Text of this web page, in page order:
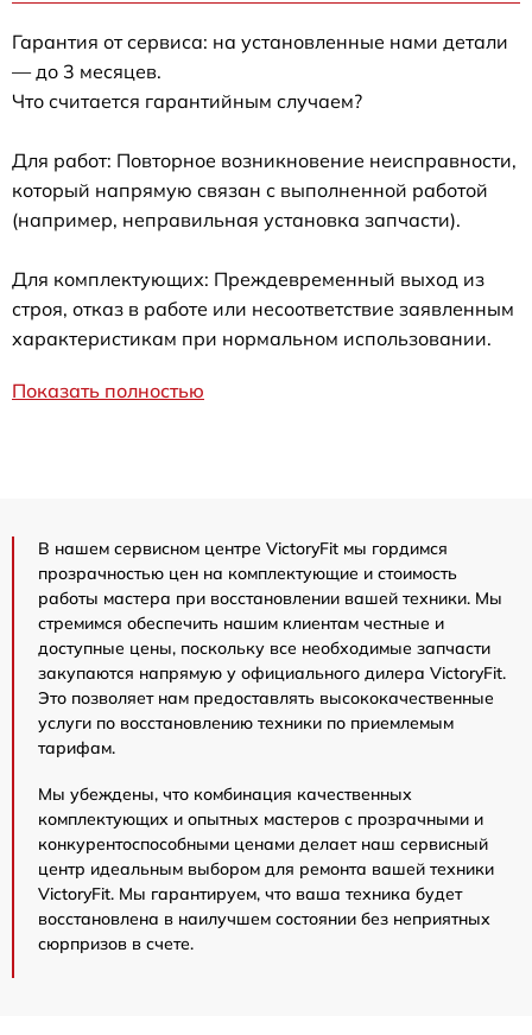
Гарантия от сервиса: на установленные нами детали
— до 3 месяцев.
Что считается гарантийным случаем?
Для работ: Повторное возникновение неисправности,
который напрямую связан с выполненной работой
(например, неправильная установка запчасти).
Для комплектующих: Преждевременный выход из
строя, отказ в работе или несоответствие заявленным
характеристикам при нормальном использовании.
Показать полностью
В нашем сервисном центре VictoryFit мы гордимся
прозрачностью цен на комплектующие и стоимость
работы мастера при восстановлении вашей техники. Мы
стремимся обеспечить нашим клиентам честные и
доступные цены, поскольку все необходимые запчасти
закупаются напрямую у официального дилера VictoryFit.
Это позволяет нам предоставлять высококачественные
услуги по восстановлению техники по приемлемым
тарифам.
Мы убеждены, что комбинация качественных
комплектующих и опытных мастеров с прозрачными и
конкурентоспособными ценами делает наш сервисный
центр идеальным выбором для ремонта вашей техники
VictoryFit. Мы гарантируем, что ваша техника будет
восстановлена в наилучшем состоянии без неприятных
сюрпризов в счете.